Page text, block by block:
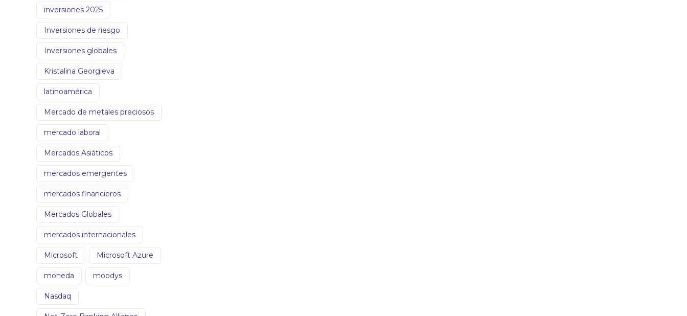
inversiones 2025
Inversiones de riesgo
Inversiones globales
Kristalina Georgieva
latinoamérica
Mercado de metales preciosos
mercado laboral
Mercados Asiáticos
mercados emergentes
mercados financieros
Mercados Globales
mercados internacionales
Microsoft Microsoft Azure
moneda moodys
Nasdaq